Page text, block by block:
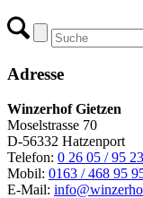
Adresse
Winzerhof Gietzen
Moselstrasse 70
D-56332 Hatzenport
Telefon: 0 26 05 / 95
Mobil: 0163 / 468 95
E-Mail: